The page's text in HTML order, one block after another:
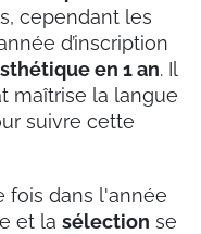
cependant les
d’inscription
en 1 an. Il
maîtrise la langue
suivre cette
fois dans l'année
et la sélection se